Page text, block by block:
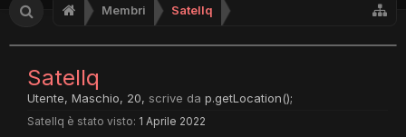
Membri Satellq
Satellq
Utente, Maschio, 20, scrive da p.getLocation();
Satellq è stato visto: 1 Aprile 2022